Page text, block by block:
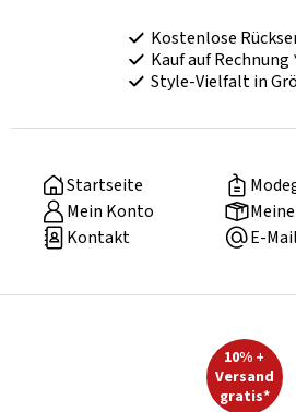
Kostenlose
Kauf auf Rechnung
Style-Vielfalt in
Startseite
Mein Konto
Kontakt
E-
10% +
Versand
gratis*